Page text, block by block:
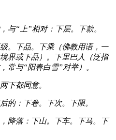
与“上”相对：下层。下款。
。下品。下乘（佛教用语，一
界或下品）。下里巴人（泛指
常与“阳春白雪”对举）。
下都同意。
的：下卷。下次。下限。
降落：下山。下车。下马。下